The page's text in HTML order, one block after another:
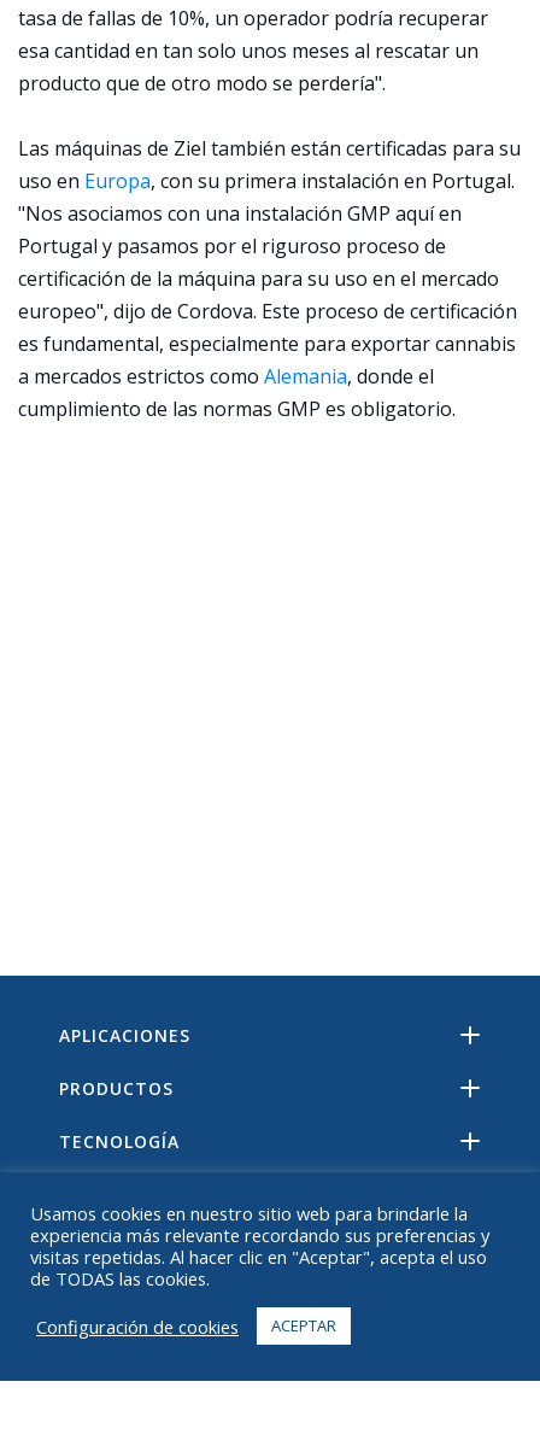
tasa de fallas de 10%, un operador podría recuperar
esa cantidad en tan solo unos meses al rescatar un
producto que de otro modo se perdería".
Las máquinas de Ziel también están certificadas para su
uso en Europa, con su primera instalación en Portugal.
"Nos asociamos con una instalación GMP aquí en
Portugal y pasamos por el riguroso proceso de
certificación de la máquina para su uso en el mercado
europeo", dijo de Cordova. Este proceso de certificación
es fundamental, especialmente para exportar cannabis
a mercados estrictos como Alemania, donde el
cumplimiento de las normas GMP es obligatorio.
APLICACIONES
PRODUCTOS
TECNOLOGÍA
ACERCA DE
Usamos cookies en nuestro sitio web para brindarle la
experiencia más relevante recordando sus preferencias y
visitas repetidas. Al hacer clic en "Aceptar", acepta el uso
de TODAS las cookies.
Configuración de cookies
ACEPTAR